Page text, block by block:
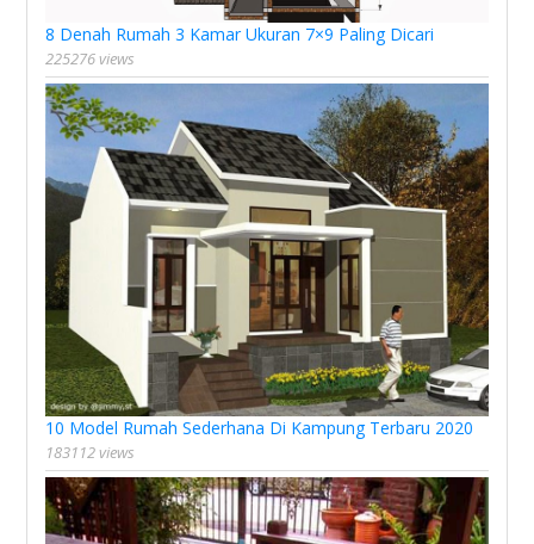
8 Denah Rumah 3 Kamar Ukuran 7×9 Paling Dicari
225276 views
10 Model Rumah Sederhana Di Kampung Terbaru 2020
183112 views